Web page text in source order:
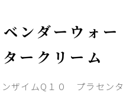
ベンダーウォー
タークリーム
ンザイムQ１０ プラセンタ